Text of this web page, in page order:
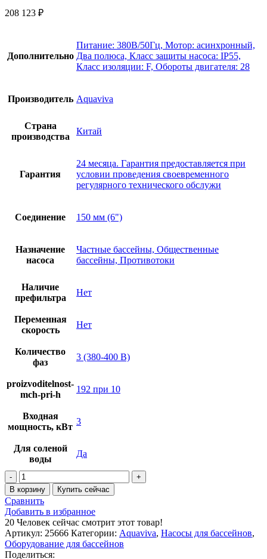
208 123 ₽
Дополнительно
Питание: 380B/50Гц, Мотор: асинхронный,
Два полюса, Класс защиты насоса: IP55,
Класс изоляции: F, Обороты двигателя: 28
Производитель Aquaviva
Страна
производства
Китай
Гарантия
24 месяца. Гарантия предоставляется при
условии проведения своевременного
регулярного технического обслужи
Соединение 150 мм (6")
Назначение
насоса
Частные бассейны, Общественные
бассейны, Противотоки
Наличие
префильтра
Нет
Переменная
скорость
Нет
Количество
фаз
3 (380-400 В)
proizvoditelnost-
mch-pri-h
192 при 10
Входная
мощность, кВт
3
Для соленой
воды
Да
В корзину Купить сейчас
Сравнить
Добавить в избранное
20 Человек сейчас смотрит этот товар!
Артикул: 25666 Категории: Aquaviva, Насосы для бассейнов,
Оборудование для бассейнов
Поделиться: